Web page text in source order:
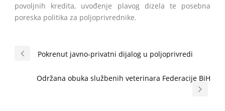
povoljnih kredita, uvođenje plavog dizela te posebna
poreska politika za poljoprivrednike.
Pokrenut javno-privatni dijalog u poljoprivredi
Održana obuka službenih veterinara Federacije BiH